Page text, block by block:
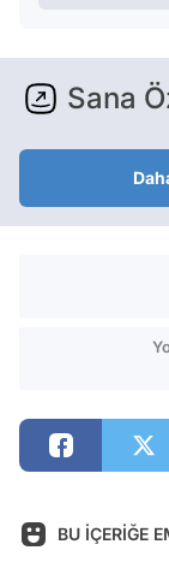
Sana
BU İÇERİĞE